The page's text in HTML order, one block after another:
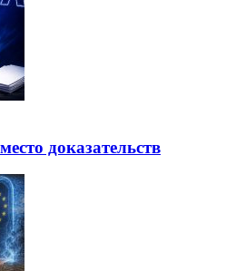
доказательств